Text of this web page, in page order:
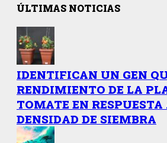
ÚLTIMAS NOTICIAS
IDENTIFICAN UN GEN
RENDIMIENTO DE LA
TOMATE EN RESPUESTA
DENSIDAD DE SIEMBRA